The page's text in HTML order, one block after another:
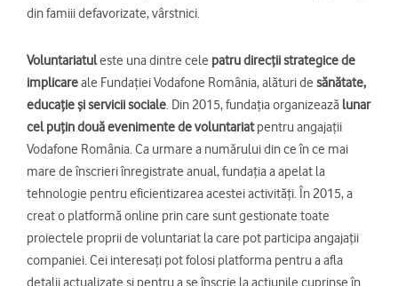
din famiii defavorizate, vârstnici.
Voluntariatuleste una dintre cele patru direcții strategice de
implicareale Fundației Vodafone România, alături de sănătate,
educație și servicii sociale. Din 2015, fundația organizează lunar
cel puțin două evenimente de voluntariatpentru angajații
Vodafone România. Ca urmare a numărului din ce în ce mai
mare de înscrieri înregistrate anual, fundația a apelat la
tehnologie pentru eficientizarea acestei activități. În 2015, a
creat o platformă online prin care sunt gestionate toate
proiectele proprii de voluntariat la care pot participa angajații
companiei. Cei interesați pot folosi platforma pentru a afla
detalii actualizate și pentru a se înscrie la acțiunile cuprinse în